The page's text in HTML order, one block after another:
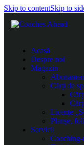
Skip to contentSkip to
Acasă
Despre noi
Magazin
Cărți de
Licențe
Planșe,
Servicii